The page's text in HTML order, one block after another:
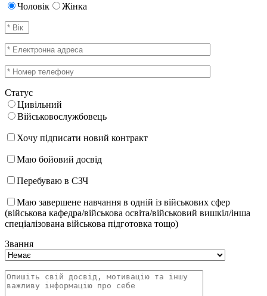
Чоловік Жінка
Статус
Цивільний
Військовослужбовець
Хочу підписати новий контракт
Маю бойовий досвід
Перебуваю в СЗЧ
Маю завершене навчання в одній із військових сфер
(військова кафедра/військова освіта/військовий вишкіл/інша
спеціалізована військова підготовка тощо)
Звання